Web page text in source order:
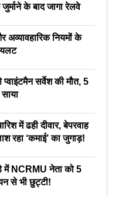
के बाद जागा रेलवे
अव्यावहारिक नियमों के
सर्वेश की मौत, 5
में ढही दीवार, बेपरवाह
रहा ‘कमाई’ का जुगाड़!
में NCRMU नेता को 5
से भी छुट्टी!